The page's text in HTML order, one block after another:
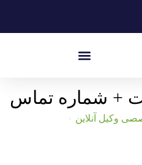
+ شماره تماس
وکیل آنلاین